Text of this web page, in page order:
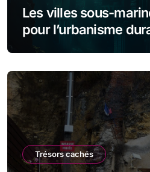
Les villes sous-
pour l’urbanisme
Trésors cachés